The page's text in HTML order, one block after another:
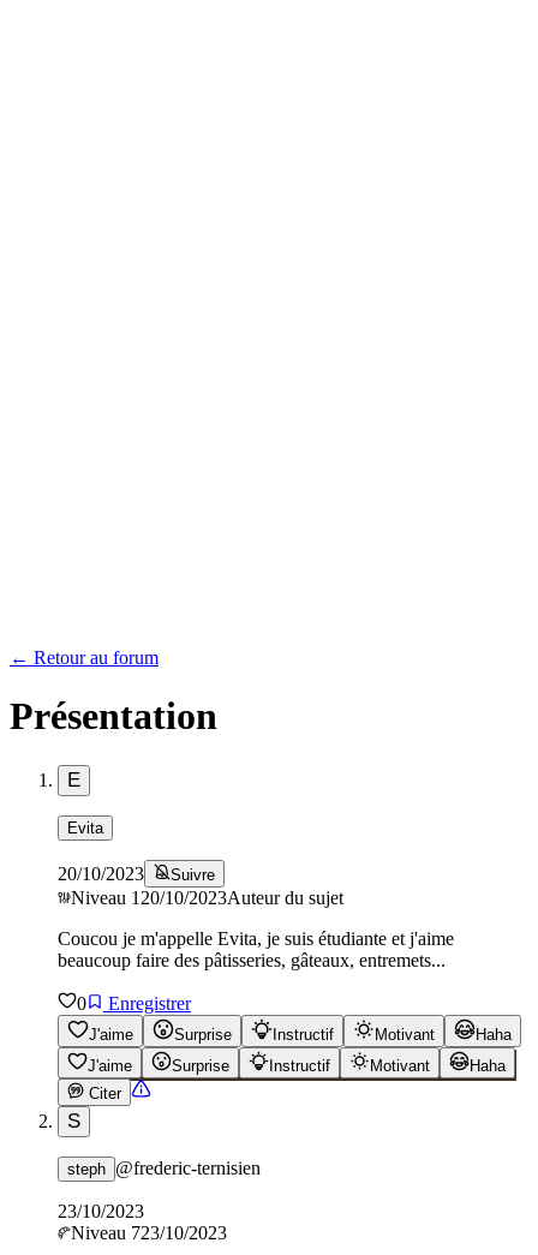
← Retour au forum
Présentation
E
Evita
20/10/2023 Suivre
Niveau 1 20/10/2023Auteur du sujet
Coucou je m'appelle Evita, je suis étudiante et j'aime
beaucoup faire des pâtisseries, gâteaux, entremets...
0 Enregistrer
J'aime Surprise Instructif Motivant
Haha
J'aime
Surprise Instructif Motivant
Haha
Citer
S
steph @frederic-ternisien
23/10/2023
Niveau 723/10/2023